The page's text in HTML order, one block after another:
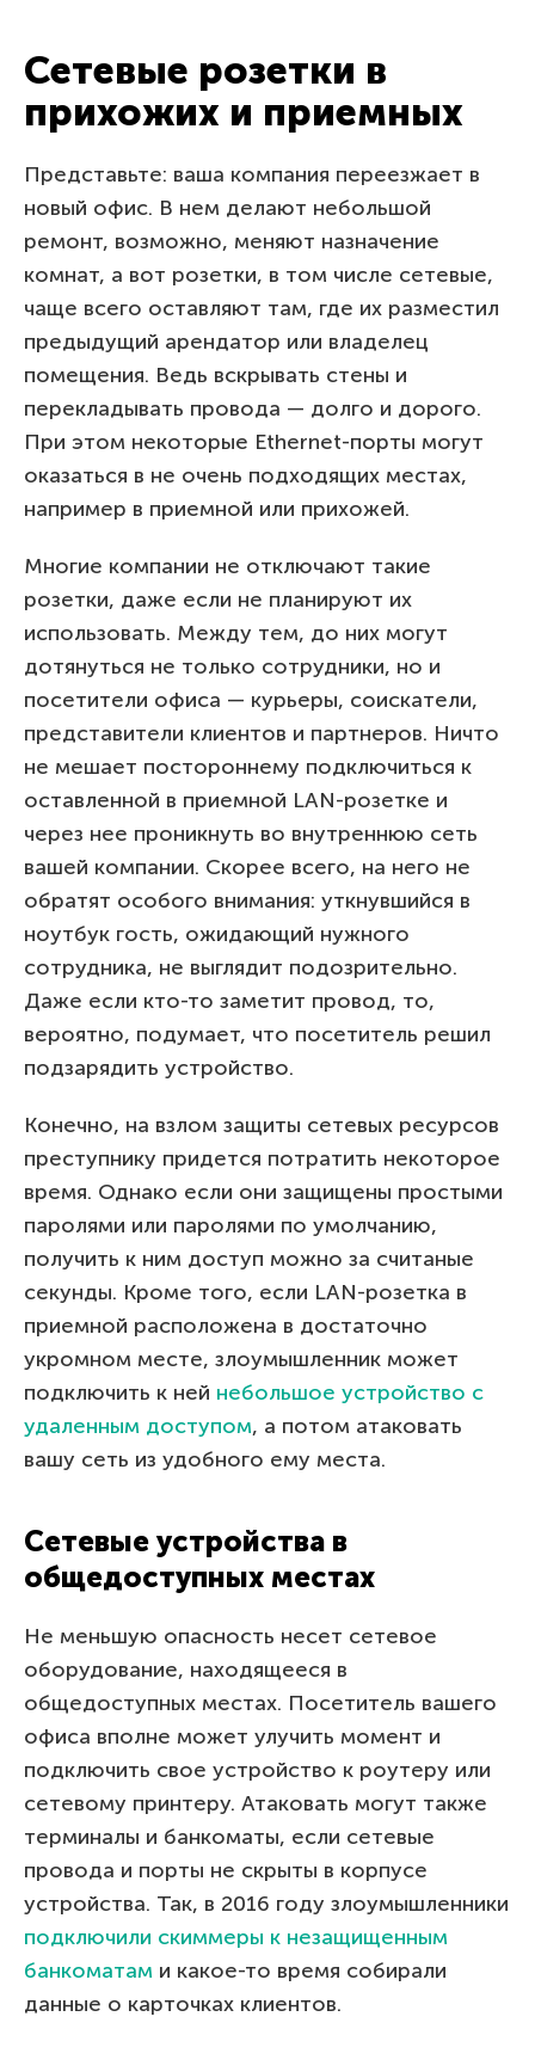
Сетевые розетки в
прихожих и приемных
Представьте: ваша компания переезжает в
новый офис. В нем делают небольшой
ремонт, возможно, меняют назначение
комнат, а вот розетки, в том числе сетевые,
чаще всего оставляют там, где их разместил
предыдущий арендатор или владелец
помещения. Ведь вскрывать стены и
перекладывать провода — долго и дорого.
При этом некоторые Ethernet-порты могут
оказаться в не очень подходящих местах,
например в приемной или прихожей.
Многие компании не отключают такие
розетки, даже если не планируют их
использовать. Между тем, до них могут
дотянуться не только сотрудники, но и
посетители офиса — курьеры, соискатели,
представители клиентов и партнеров. Ничто
не мешает постороннему подключиться к
оставленной в приемной LAN-розетке и
через нее проникнуть во внутреннюю сеть
вашей компании. Скорее всего, на него не
обратят особого внимания: уткнувшийся в
ноутбук гость, ожидающий нужного
сотрудника, не выглядит подозрительно.
Даже если кто-то заметит провод, то,
вероятно, подумает, что посетитель решил
подзарядить устройство.
Конечно, на взлом защиты сетевых ресурсов
преступнику придется потратить некоторое
время. Однако если они защищены простыми
паролями или паролями по умолчанию,
получить к ним доступ можно за считаные
секунды. Кроме того, если LAN-розетка в
приемной расположена в достаточно
укромном месте, злоумышленник может
подключить к ней небольшое устройство с
удаленным доступом, а потом атаковать
вашу сеть из удобного ему места.
Сетевые устройства в
общедоступных местах
Не меньшую опасность несет сетевое
оборудование, находящееся в
общедоступных местах. Посетитель вашего
офиса вполне может улучить момент и
подключить свое устройство к роутеру или
сетевому принтеру. Атаковать могут также
терминалы и банкоматы, если сетевые
провода и порты не скрыты в корпусе
устройства. Так, в 2016 году злоумышленники
подключили скиммеры к незащищенным
банкоматам и какое-то время собирали
данные о карточках клиентов.